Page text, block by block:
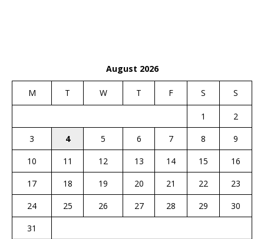
August 2026
M T W T F S S
1
2
3
4 5 6 7 8
9
10
11 12 13 14 15
16
17
18 19 20 21 22
23
24
25 26 27 28 29
30
31